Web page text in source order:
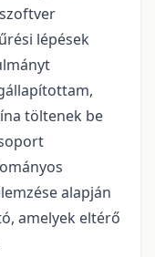
lépések
töltenek be
alapján
amelyek eltérő